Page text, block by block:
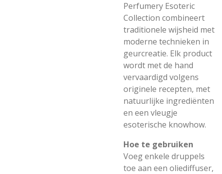
Perfumery Esoteric
Collection combineert
traditionele wijsheid met
moderne technieken in
geurcreatie. Elk product
wordt met de hand
vervaardigd volgens
originele recepten, met
natuurlijke ingrediënten
en een vleugje
esoterische knowhow.
Hoe te gebruiken
Voeg enkele druppels
toe aan een oliediffuser,